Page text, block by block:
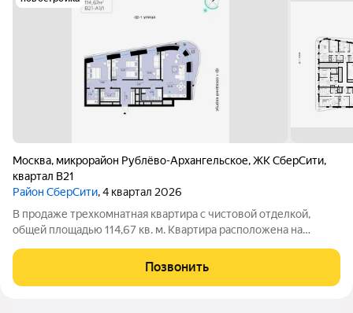
Москва, микрорайон Рублёво-Архангельское,ЖК СберCити,
квартал В21
Район СберСити, 4 квартал 2026
В продаже трехкомнатная квартира с чистовой отделкой,
общей площадью 114,67 кв. м. Квартира расположена на
Адвансд в новом районе СберСити, который строит Сбер. Дом
находится на второй береговой
Позвонить